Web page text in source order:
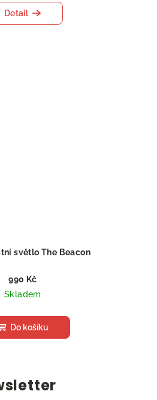
Detail
světlo The Beacon
990 Kč
Skladem
Do košíku